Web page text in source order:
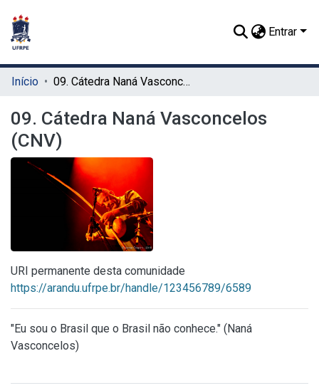
Entrar
Início 09. Cátedra Naná Vasconcelos (CNV)
09. Cátedra Naná Vasconcelos
(CNV)
URI permanente desta comunidade
https://arandu.ufrpe.br/handle/123456789/6589
"Eu sou o Brasil que o Brasil não conhece." (Naná
Vasconcelos)